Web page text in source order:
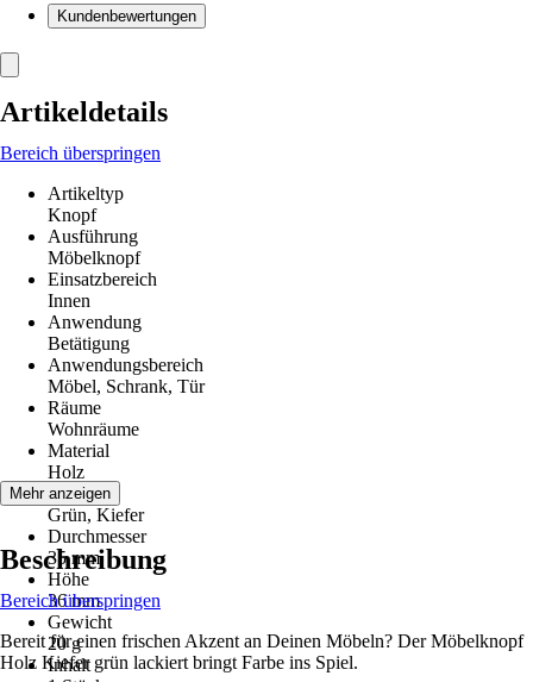
Kundenbewertungen
Artikeldetails
Bereich überspringen
Artikeltyp
Knopf
Ausführung
Möbelknopf
Einsatzbereich
Innen
Anwendung
Betätigung
Anwendungsbereich
Möbel, Schrank, Tür
Räume
Wohnräume
Material
Holz
Farbton
Grün, Kiefer
Durchmesser
35 mm
Höhe
36 mm
Gewicht
20 g
Inhalt
Mehr anzeigen
Beschreibung
Bereich überspringen
Bereit für einen frischen Akzent an Deinen Möbeln? Der Möbelknopf
Holz Kiefer grün lackiert bringt Farbe ins Spiel.